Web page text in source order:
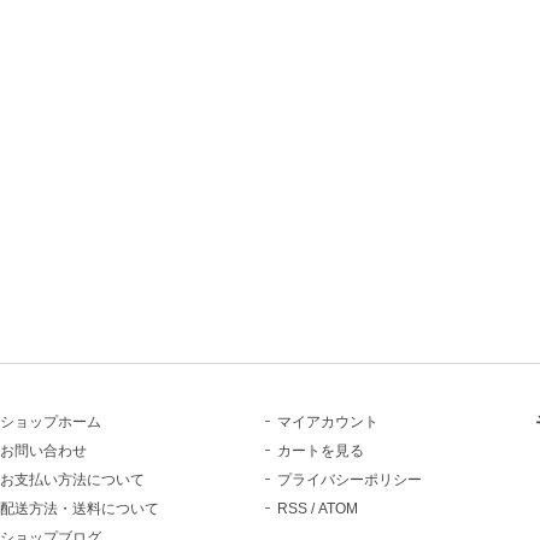
ショップホーム
お問い合わせ
お支払い方法について
配送方法・送料について
マイアカウント
カートを見る
プライバシーポリシー
RSS /ATOM